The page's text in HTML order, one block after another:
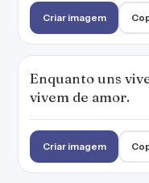
Criar imagem
Enquanto uns
vivem de amor.
Criar imagem